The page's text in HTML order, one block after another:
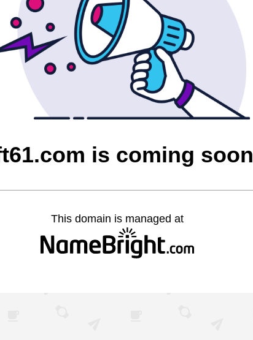
is coming soon
This domain is managed at